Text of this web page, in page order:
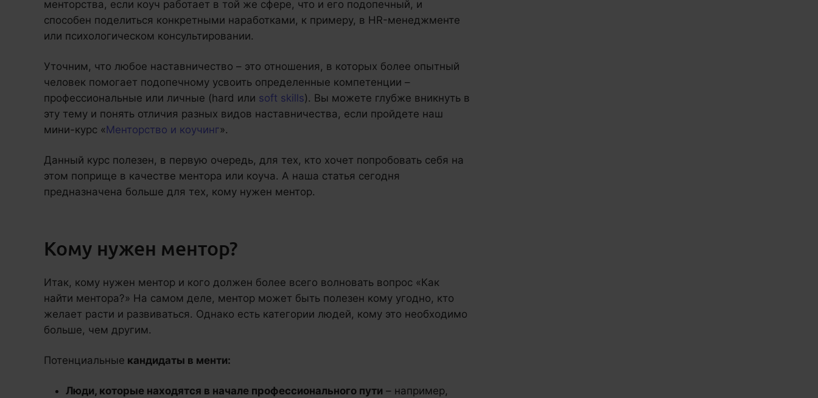
менторства, если коуч работает в той же сфере, что и его подопечный, и
способен поделиться конкретными наработками, к примеру, в HR-менеджменте
или психологическом консультировании.
Уточним, что любое наставничество – это отношения, в которых более опытный
человек помогает подопечному усвоить определенные компетенции –
профессиональные или личные (hard или soft skills). Вы можете глубже вникнуть в
эту тему и понять отличия разных видов наставничества, если пройдете наш
мини-курс «Менторство и коучинг».
Данный курс полезен, в первую очередь, для тех, кто хочет попробовать себя на
этом поприще в качестве ментора или коуча. А наша статья сегодня
предназначена больше для тех, кому нужен ментор.
Кому нужен ментор?
Итак, кому нужен ментор и кого должен более всего волновать вопрос «Как
найти ментора?» На самом деле, ментор может быть полезен кому угодно, кто
желает расти и развиваться. Однако есть категории людей, кому это необходимо
больше, чем другим.
Потенциальные кандидаты в менти:
Люди, которые находятся в начале профессионального пути – например,